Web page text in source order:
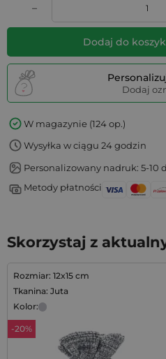
–
Dodaj do
Dodaj
W magazynie (124 op.)
Wysyłka w ciągu 24 godzin
Personalizowany nadruk: 5-10
Metody płatności
Skorzystaj z
Rozmiar: 12x15 cm
Tkanina: Juta
Kolor:
-20%